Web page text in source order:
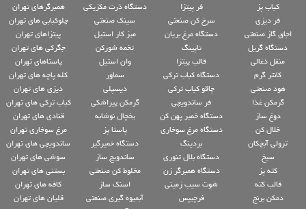
کباب پز
فر دیزی
اجاق گاز صنعتی
دستگاه گریل
منقل ذغالی
کانتر گرم
هود صنعتی
گرمکن غذا
دوغ ساز
خلال کن
ترولی آبچکان
سیخ
کته پز
قالب کته
دمکن برنج
فر پیتزا
سرخ کن صنعتی
دستگاه مرغ بریان
تاپینگ
قالب پیتزا
دستگاه کباب ترکی
چاقو کباب ترکی
فر ساندویچی
دستگاه خمیر پهن کن
دستگاه مرغ سوخاری
بردینگ
دستگاه بلال تنوری
دستگاه همبرگر زن
شوت سیب زمینی
فرچیپس
دستگاه ذرت مکزیکی
سینک صنعتی
میز کار استیل
تخمه شورکن
وان استیل
سماور
دیسپلی
گرمکن پیراشکی
یخچال نوشابه
پاستا پز
دستگاه خمیرگیر
ساندویچ ساز
مخلوط کن صنعتی
اسنک ساز
آبمیوه گیری صنعتی
همبرگرهای تهران
چلوکبابی های تهران
پیتزاهای تهران
جگرکی های تهران
پاستاهای تهران
کله پاچه های تهران
دیزی های تهران
کباب ترکی های تهران
قنادی های تهران
مرغ سوخاری تهران
ساندویچی های تهران
سوشی های تهران
بستنی های تهران
کافه های تهران
قلیان های تهران